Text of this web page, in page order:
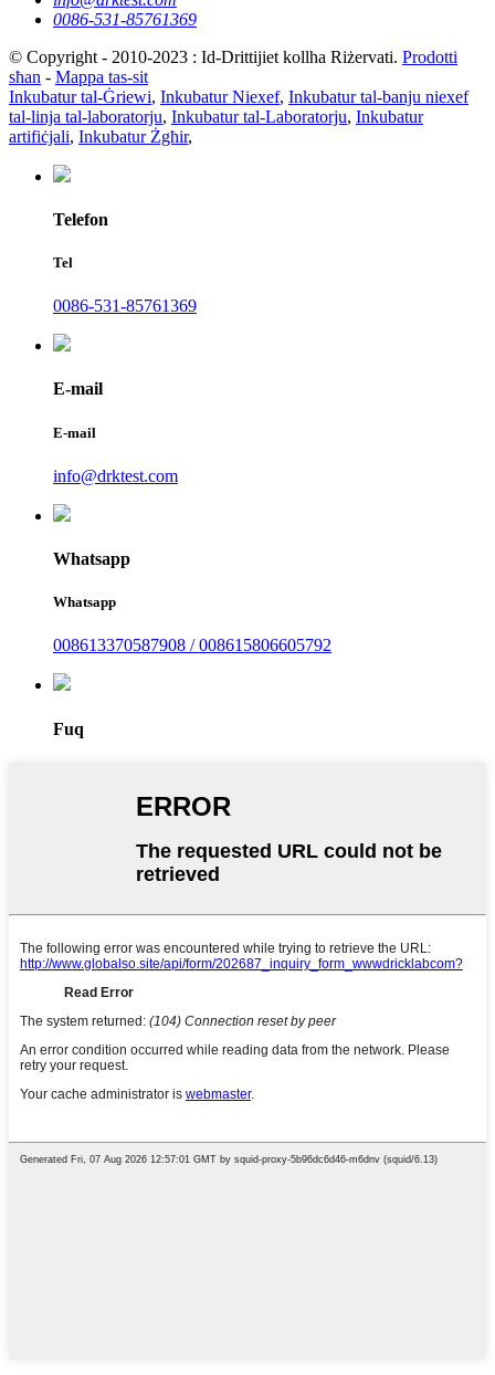
0086-531-85761369
© Copyright - 2010-2023 : Id-Drittijiet kollha Riżervati. Prodotti
sħan - Mappa tas-sit
Inkubatur tal-Ġriewi, Inkubatur Niexef, Inkubatur tal-banju niexef
tal-linja tal-laboratorju, Inkubatur tal-Laboratorju, Inkubatur
artifiċjali, Inkubatur Żgħir,
Telefon
Tel
0086-531-85761369
E-mail
E-mail
info@drktest.com
Whatsapp
Whatsapp
008613370587908 / 008615806605792
Fuq